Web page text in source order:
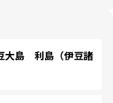
島 利島（伊豆諸